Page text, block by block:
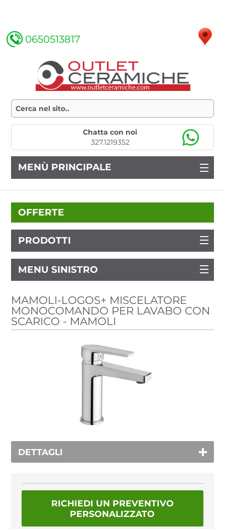
0650513817
Chatta con noi
327.1219352
MENÙ PRINCIPALE
OFFERTE
PRODOTTI
MENU SINISTRO
MAMOLI-LOGOS+ MISCELATORE
MONOCOMANDO PER LAVABO CON
SCARICO - MAMOLI
DETTAGLI
RICHIEDI UN PREVENTIVO
PERSONALIZZATO